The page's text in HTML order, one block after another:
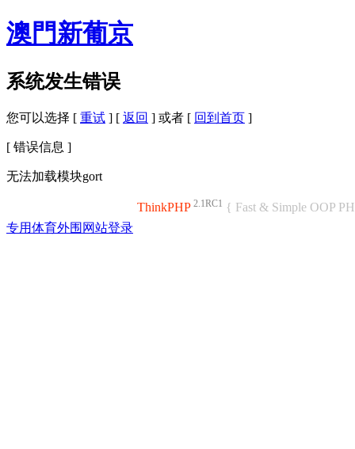
澳門新葡京
系统发生错误
您可以选择 [ 重试 ] [ 返回 ] 或者 [ 回到首页 ]
[ 错误信息 ]
无法加载模块gort
ThinkPHP 2.1RC1 { Fast & Simple OOP
专用体育外围网站登录